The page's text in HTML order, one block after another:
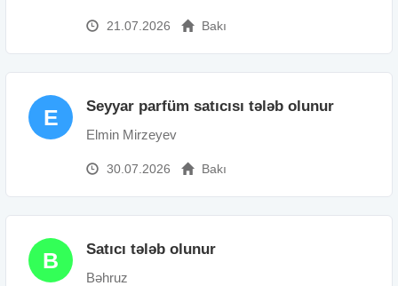
21.07.2026 Bakı
E Seyyar parfüm satıcısı tələb olunur
Elmin Mirzeyev
30.07.2026 Bakı
B Satıcı tələb olunur
Bəhruz